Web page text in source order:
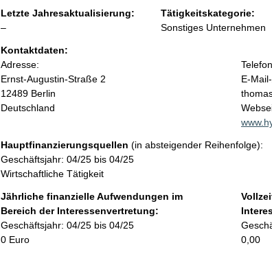
t
e
n
i
n
h
a
Letzte Jahresaktualisierung:
–l
e
r
Tätigkeitskategorie:
Sonstiges Unternehmen
Kontaktdaten:
Adresse:
Ernst-Augustin-Straße 2
12489 Berlin
Deutschland
K
o
n
t
a
t
f
o
r
m
E-
Hauptfinanzierungsquellen (in absteigender Reihenfolge):
Geschäftsjahr: 04/25 bis 04/25
Wirtschaftliche Tätigkeit
Jährliche finanzielle Aufwendungen im
Bereich der Interessenvertretung:
Geschäftsjahr: 04/25 bis 04/25
0 Euro
0,00